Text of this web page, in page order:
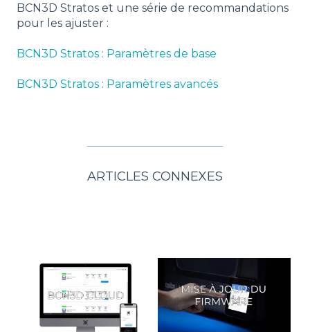
BCN3D Stratos et une série de recommandations
pour les ajuster :
BCN3D Stratos : Paramètres de base
BCN3D Stratos : Paramètres avancés
ARTICLES CONNEXES